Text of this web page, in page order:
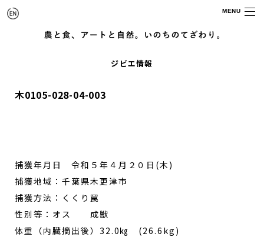
MENU
ジビエ情報
木0105-028-04-003
捕獲年月日 令和５年４月２０日(木)
捕獲地域：千葉県木更津市
捕獲方法：くくり罠
性別等：オス 成獣
体重（内臓摘出後）32.0㎏ (26.6kg)